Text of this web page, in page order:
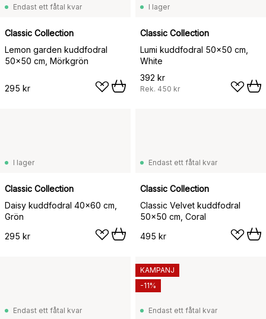
Endast ett fåtal kvar
Classic Collection
Lemon garden kuddfodral
50x50 cm, Mörkgrön
295 kr
I lager
Classic Collection
Lumi kuddfodral 50x50 cm,
White
392 kr
Rek. 450 kr
I lager
Classic Collection
Daisy kuddfodral 40x60 cm,
Grön
295 kr
Endast ett fåtal kvar
Classic Collection
Classic Velvet kuddfodral
50x50 cm, Coral
495 kr
Endast ett fåtal kvar Endast ett fåtal kvar
KAMPANJ
-11%